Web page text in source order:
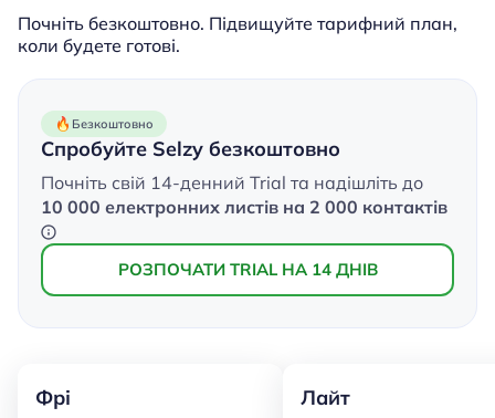
Почніть безкоштовно. Підвищуйте тарифний план,
коли будете готові.
Спробуйте Selzy безкоштовно
Безкоштовно
Почніть свій 14-денний Trial та надішліть до
10 000 електронних листів на 2 000 контактів
РОЗПОЧАТИ TRIAL НА 14 ДНІВ
Фрі Лайт